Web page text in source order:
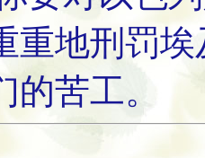
重地刑罚
苦工。